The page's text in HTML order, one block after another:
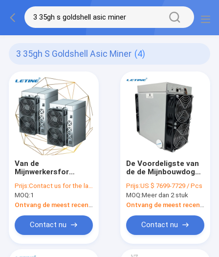
3 35gh S Goldshell Asic Miner (4)
Van de
Mijnwerkersfor
3.35Gh/S Scrypt
Goldshell Asic de
Dogemuntstuk
Prijs:Contact us for the latest price
MOQ:1
Contact nu
De Voordeligste van
de de Mijnbouwdoge
3.35Gh/s 3200w
Mijnwerker Goldshell
Lt 5 Progoldshell Mini
Doge van Ltc
Prijs:US $ 7699-7729 / Pcs
MOQ:Meer dan 2 stuk
Contact nu